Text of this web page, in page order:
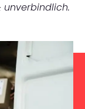
unverbindlich.